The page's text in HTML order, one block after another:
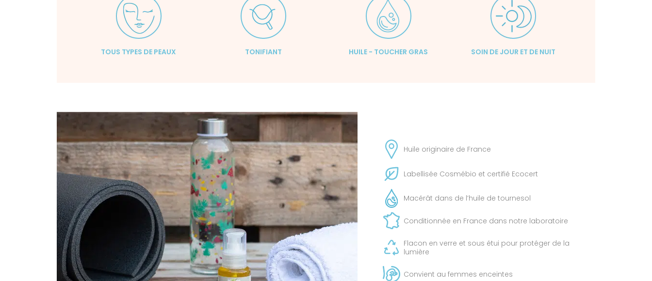
TOUS TYPES DE PEAUX TONIFIANT HUILE - TOUCHER GRAS SOIN DE JOUR ET DE NUIT
Huile originaire de France
Labellisée Cosmébio et certifié Ecocert
Macérât dans de l’huile de tournesol
Conditionnée en France dans notre laboratoire
Flacon en verre et sous étui pour protéger de la
lumière
Convient au femmes enceintes